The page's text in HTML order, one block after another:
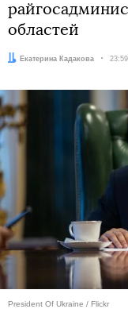
областей
Автор:Екатерина Кадакова Дата:
President Of Ukraine / Flickr